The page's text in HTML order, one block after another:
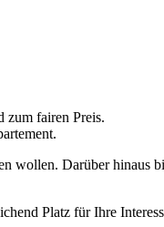
zum fairen Preis.
wollen. Darüber hinaus
Platz für Ihre